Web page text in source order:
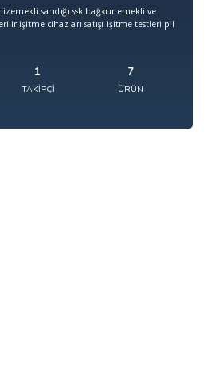
sandığı ssk bağkur emekli ve
cihazları satışı işitme testleri pil
1
TAKIPÇI
7
ÜRÜN